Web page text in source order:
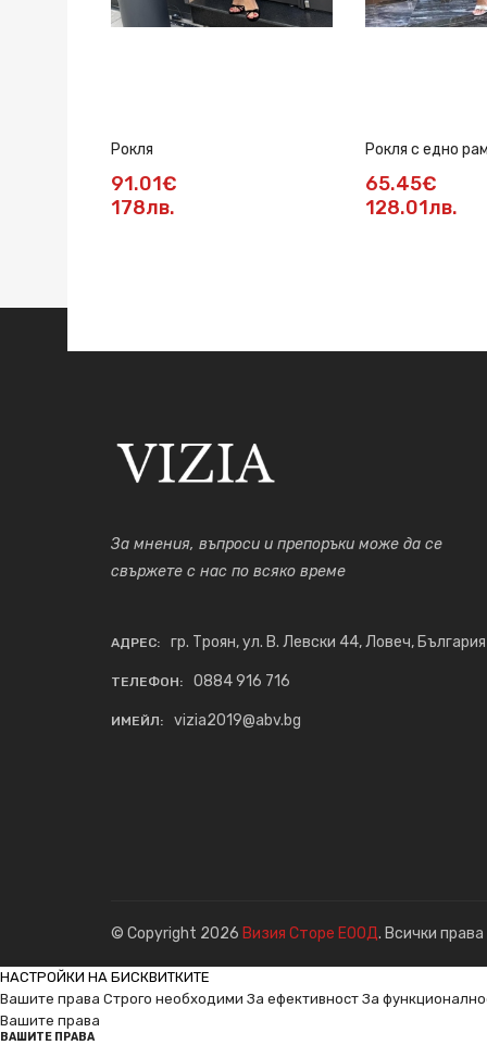
Рокля
91.01€
178лв.
Рокля с едно
65.45€
128.01лв.
За мнения, въпроси и препоръки може да се
свържете с нас по всяко време
АДРЕС: гр. Троян, ул. В. Левски 44, Ловеч, България
ТЕЛЕФОН: 0884 916 716
ИМЕЙЛ: vizia2019@abv.bg
© Copyright 2026 Визия Сторе ЕООД. Всички
НАСТРОЙКИ НА БИСКВИТКИТЕ
Вашите права Строго необходими За ефективност За
Вашите права
ВАШИТЕ ПРАВА